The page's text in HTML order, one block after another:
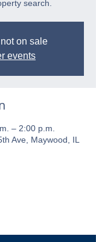
search.
on sale
events
– 2:00 p.m.
Ave, Maywood, IL